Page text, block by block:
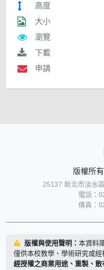
高度
大小
瀏覽
下載
申請
版權所
25137 新北市淡水
電話：
傳真：
版權與使用聲明： 本資料
僅供本校教學、學術研究或經
經授權之商業用途、重製、